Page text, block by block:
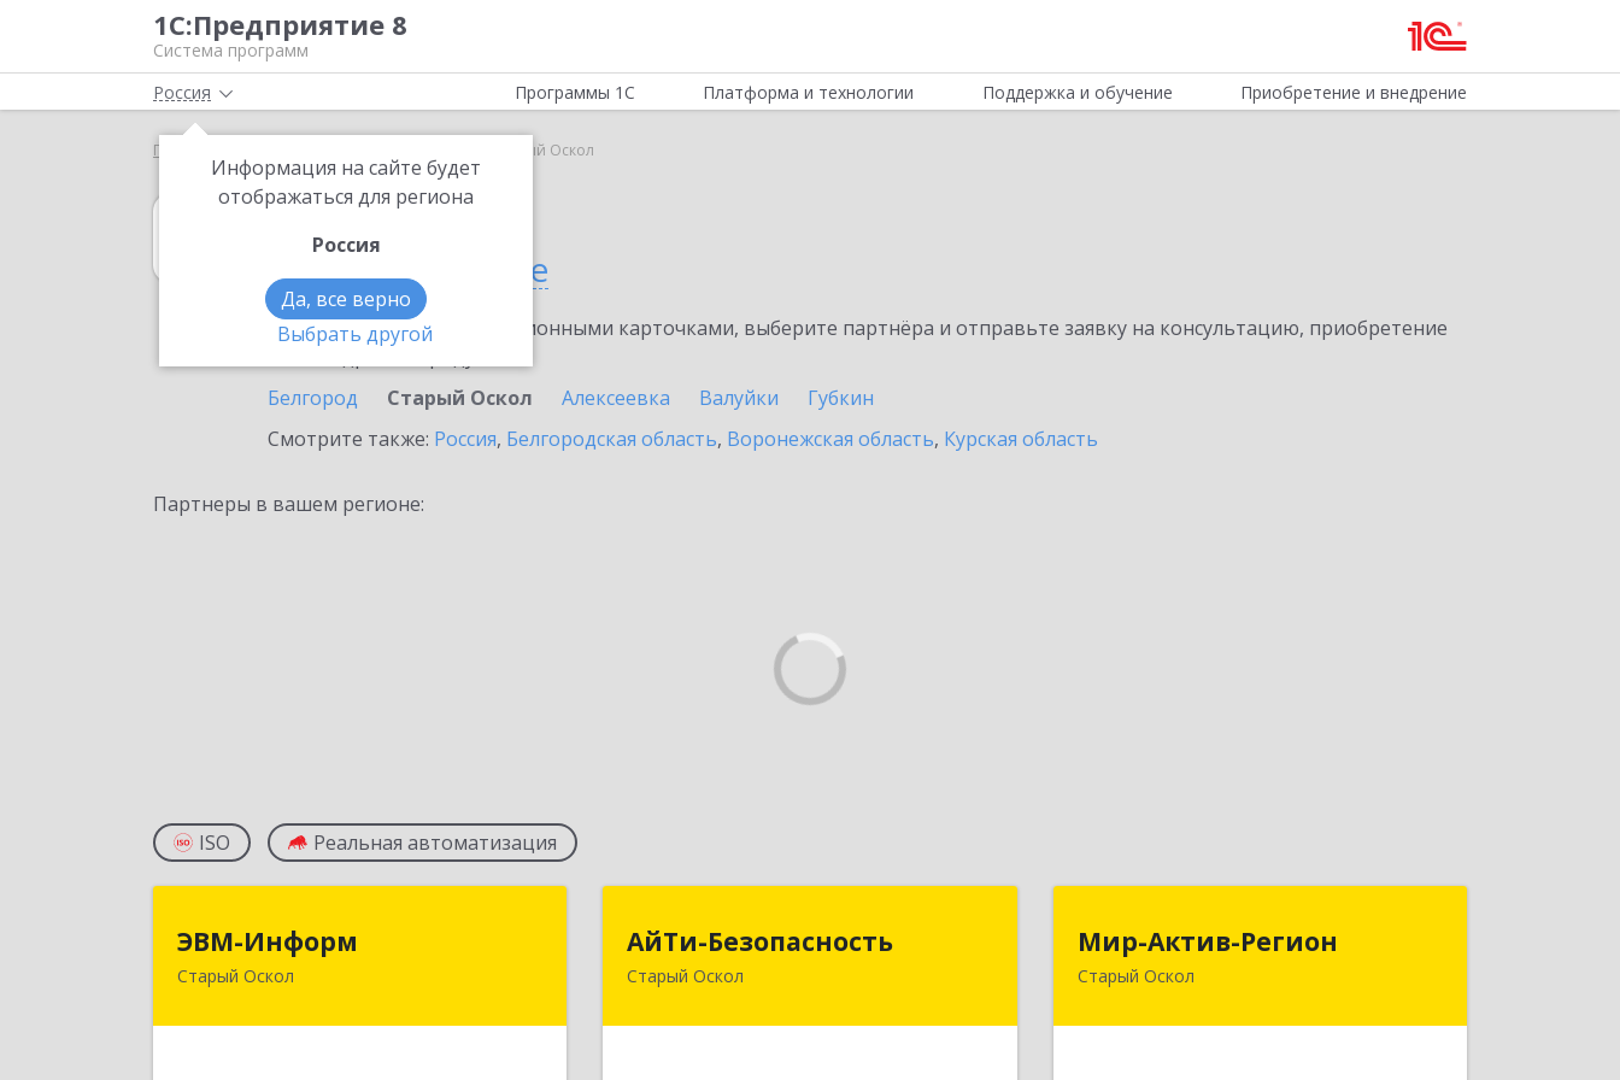
1С:Предприятие 8
Система программ
Россия
Информация на сайте будет
отображаться для региона
Россия
Да, все верно
Выбрать другой
Программы 1С Платформа и технологии Поддержка и обучение Приобретение и внедрение
Главная Старый Оскол
1С:Садовод
в Старом Осколе
Ознакомьтесь с информационными карточками, выберите партнёра и отправьте заявку на консультацию, приобретение
Белгород
Старый Оскол Алексеевка Валуйки
Губкин
Смотрите также: Россия, Белгородская область, Воронежская область, Курская область
Партнеры в вашем регионе:
ISO Реальная автоматизация
ЭВМ-Информ
Старый Оскол
309502, Белгородская обл, Старый
АйТи-Безопасность
Старый Оскол
309505, Белгородская обл, Старый
Мир-Актив-Регион
Старый Оскол
309511, Белгородская обл, Старый